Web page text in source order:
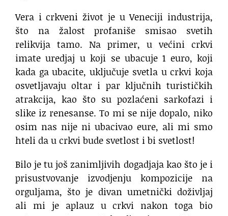
Vera i crkveni život je u Veneciji industrija,
što na žalost profaniše smisao svetih
relikvija tamo. Na primer, u većini crkvi
imate uredjaj u koji se ubacuje 1 euro, koji
kada ga ubacite, uključuje svetla u crkvi koja
osvetljavaju oltar i par ključnih turističkih
atrakcija, kao što su pozlaćeni sarkofazi i
slike iz renesanse. To mi se nije dopalo, niko
osim nas nije ni ubacivao eure, ali mi smo
hteli da u crkvi bude svetlost i bi svetlost!
Bilo je tu još zanimljivih dogadjaja kao što je i
prisustvovanje izvodjenju kompozicije na
orguljama, što je divan umetnički doživljaj
ali mi je aplauz u crkvi nakon toga bio